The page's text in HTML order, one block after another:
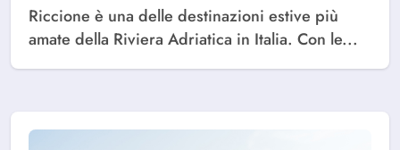
Riccione è una delle destinazioni estive più
amate della Riviera Adriatica in Italia. Con le...